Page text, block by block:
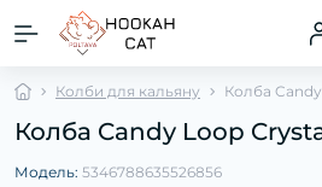
Колби для кальяну Колба
Колба Candy Loop
Модель: 5346788635526856